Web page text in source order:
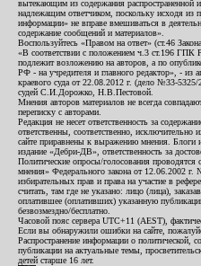
вытекающим из содержания распространенной
надлежащим ответчиком, поскольку исходя из
информации» не вправе вмешиваться в
содержание сообщений и материалов».
Воспользуйтесь «Правом на ответ» (ст.46
«В соответствии с положением ч.3 ст.196 ГПК
подлежит возложению на авторов, а по
РФ - на учредителя и главного редактор», - из
краевого суда от 22.08.2012 г. (дело №33-
судей С.И.Дорожко, Н.В.Пестовой.
Мнения авторов материалов не всегда
переписку с авторами.
Редакция не несет ответственность за
ответственны, соответственно,
сайте приравнены к выражению мнения. Блоги
издание «Дебри-ДВ», ответственность за
Политические опросы/голосования
мнения» Федерального закона от 12.06.2002
избирательных прав и права на участие в
считать, там где не указано: лицо (лица),
оплатившее (оплативших) указанную
безвозмездно/бесплатно.
Часовой пояс сервера UTC+11 (AEST),
Если вы обнаружили ошибки на сайте,
Распространение информации о политической,
публикации на актуальные темы,
детей старше 16 лет.